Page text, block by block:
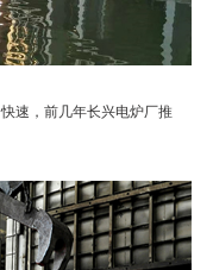
速，前几年长兴电炉厂推